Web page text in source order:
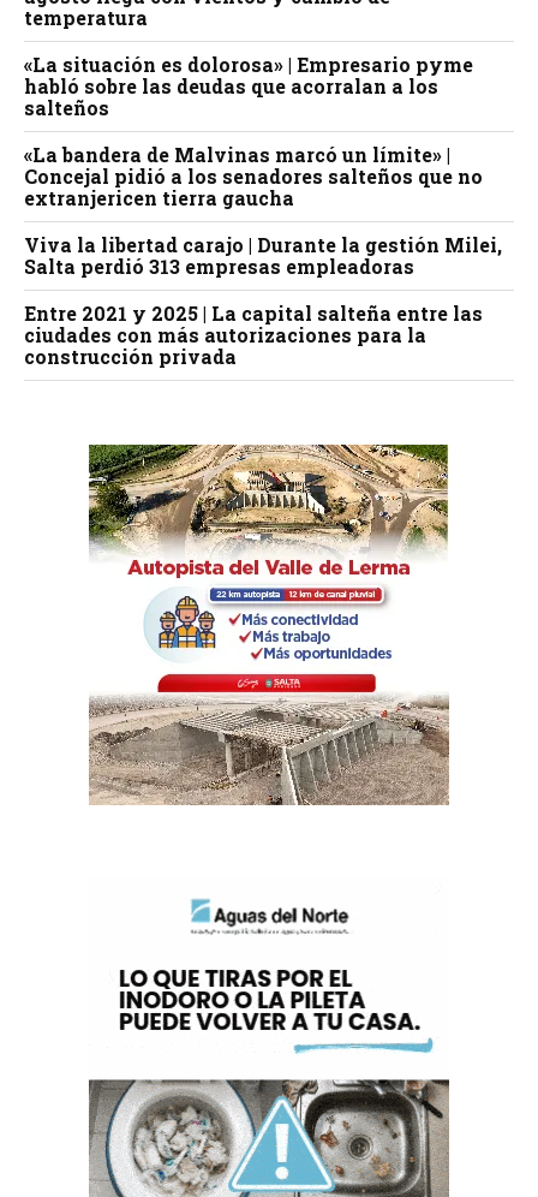
temperatura
«La situación es dolorosa» | Empresario pyme
habló sobre las deudas que acorralan a los
salteños
«La bandera de Malvinas marcó un límite» |
Concejal pidió a los senadores salteños que no
extranjericen tierra gaucha
Viva la libertad carajo | Durante la gestión Milei,
Salta perdió 313 empresas empleadoras
Entre 2021 y 2025 | La capital salteña entre las
ciudades con más autorizaciones para la
construcción privada